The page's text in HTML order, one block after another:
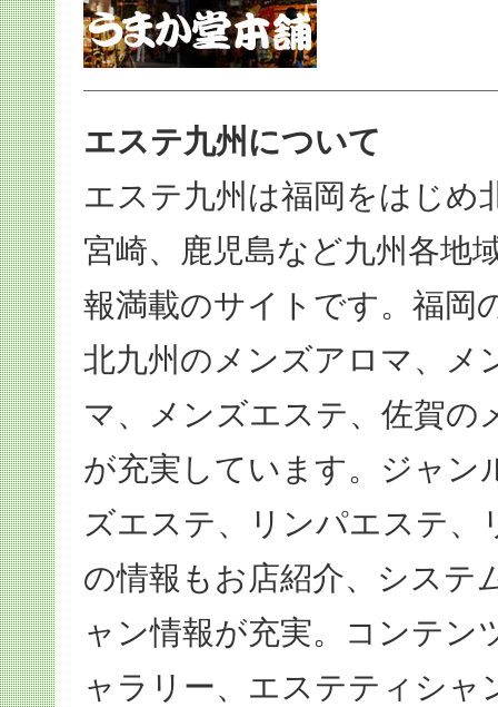
エステ九州について
エステ九州は福岡をはじめ
宮崎、鹿児島など九州各地
報満載のサイトです。福岡
北九州のメンズアロマ、メ
マ、メンズエステ、佐賀の
が充実しています。ジャン
ズエステ、リンパエステ
の情報もお店紹介、システ
ャン情報が充実。コンテン
ャラリー、エステティシ